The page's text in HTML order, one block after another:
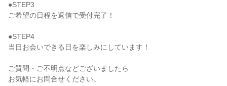
●STEP3
ご希望の日程を返信で受付完了！
●STEP4
当日お会いできる日を楽しみにしています！
ご質問・ご不明点などございましたら
お気軽にお問合せください。